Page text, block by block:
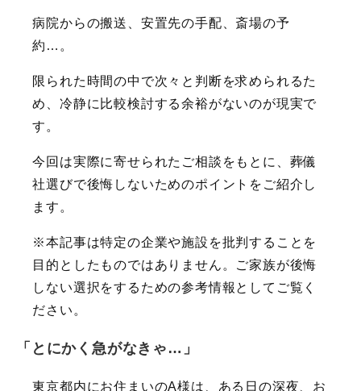
病院からの搬送、安置先の手配、斎場の予
約…。
限られた時間の中で次々と判断を求められるた
め、冷静に比較検討する余裕がないのが現実で
す。
今回は実際に寄せられたご相談をもとに、葬儀
社選びで後悔しないためのポイントをご紹介し
ます。
※本記事は特定の企業や施設を批判することを
目的としたものではありません。ご家族が後悔
しない選択をするための参考情報としてご覧く
ださい。
「とにかく急がなきゃ…」
東京都内にお住まいのA様は、ある日の深夜、お